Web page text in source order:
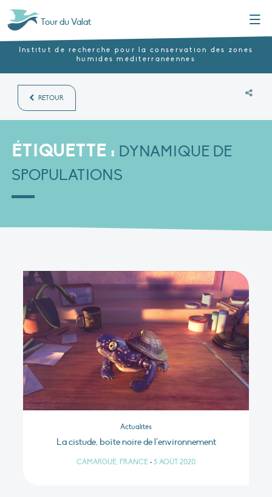
Tour du Valat
Institut de recherche pour la conservation des zones
humides méditerranéennes
RETOUR
ÉTIQUETTE : DYNAMIQUE DE
SPOPULATIONS
Actualités
La cistude, boîte noire de l’environnement
CAMARGUE, FRANCE • 5 AOÛT 2020